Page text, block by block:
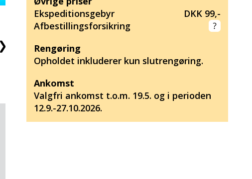
Ekspeditionsgebyr
DKK 99,-
Afbestillingsforsikring
Rengøring
Opholdet inkluderer kun slutrengøring.
Ankomst
Valgfri ankomst t.o.m. 19.5. og i perioden
12.9.-27.10.2026.